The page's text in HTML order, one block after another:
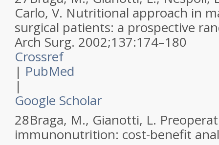
Carlo, V. Nutritional approach in
surgical patients: a prospective
Arch Surg. 2002;137:174–180
Crossref
| PubMed
|
Google Scholar
28Braga, M., Gianotti, L.
immunonutrition: cost-benefit